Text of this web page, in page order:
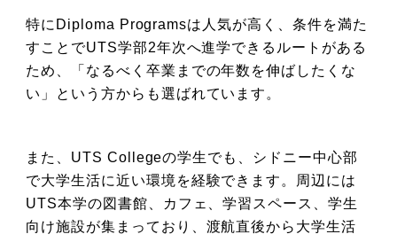
特にDiploma Programsは人気が高く、条件を満た
すことでUTS学部2年次へ進学できるルートがある
ため、「なるべく卒業までの年数を伸ばしたくな
い」という方からも選ばれています。
また、UTS Collegeの学生でも、シドニー中心部
で大学生活に近い環境を経験できます。周辺には
UTS本学の図書館、カフェ、学習スペース、学生
向け施設が集まっており、渡航直後から大学生活